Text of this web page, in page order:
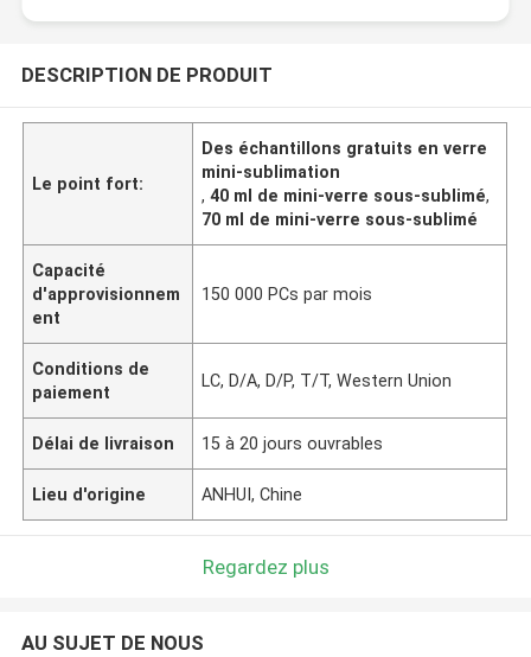
DESCRIPTION DE PRODUIT
Le point fort:
Des échantillons gratuits en verre
mini-sublimation
,40 ml de mini-verre sous-sublimé,
70 ml de mini-verre sous-sublimé
Capacité
d'approvisionnem
ent
150 000 PCs par mois
Conditions de
paiement
LC, D/A, D/P, T/T, Western Union
Délai de livraison 15 à 20 jours ouvrables
Lieu d'origine ANHUI, Chine
Regardez plus
AU SUJET DE NOUS